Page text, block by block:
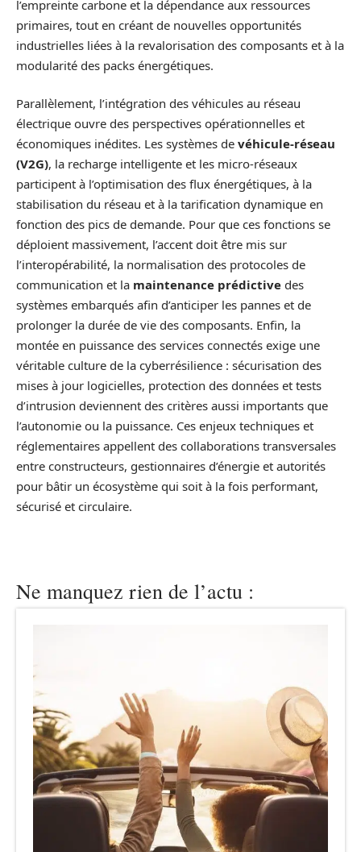
l’empreinte carbone et la dépendance aux ressources
primaires, tout en créant de nouvelles opportunités
industrielles liées à la revalorisation des composants et à la
modularité des packs énergétiques.
Parallèlement, l’intégration des véhicules au réseau
électrique ouvre des perspectives opérationnelles et
économiques inédites. Les systèmes de véhicule‑réseau
(V2G), la recharge intelligente et les micro‑réseaux
participent à l’optimisation des flux énergétiques, à la
stabilisation du réseau et à la tarification dynamique en
fonction des pics de demande. Pour que ces fonctions se
déploient massivement, l’accent doit être mis sur
l’interopérabilité, la normalisation des protocoles de
communication et la maintenance prédictive des
systèmes embarqués afin d’anticiper les pannes et de
prolonger la durée de vie des composants. Enfin, la
montée en puissance des services connectés exige une
véritable culture de la cyberrésilience : sécurisation des
mises à jour logicielles, protection des données et tests
d’intrusion deviennent des critères aussi importants que
l’autonomie ou la puissance. Ces enjeux techniques et
réglementaires appellent des collaborations transversales
entre constructeurs, gestionnaires d’énergie et autorités
pour bâtir un écosystème qui soit à la fois performant,
sécurisé et circulaire.
Ne manquez rien de l’actu :